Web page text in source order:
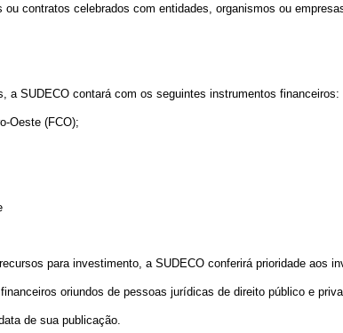
contratos celebrados com entidades, organismos ou
SUDECO contará com os seguintes instrumentos financeiros:
Oeste (FCO);
para investimento, a SUDECO conferirá prioridade aos
oriundos de pessoas jurídicas de direito público e
de sua publicação.